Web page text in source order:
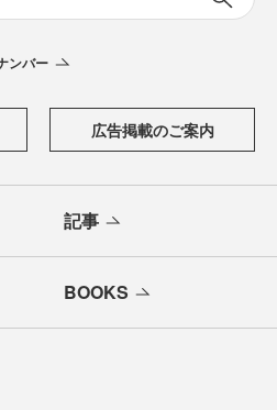
ンバー
広告掲載のご案内
記事
BOOKS